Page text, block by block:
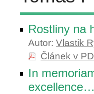
Rostliny na
Autor: Vlastik
Článek v
In
excellence…